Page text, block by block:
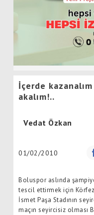
İçerde kazanalım
akalım!..
Vedat Özkan
01/02/2010
Boluspor aslında
tescil ettirmek için
İsmet Paşa Stadının
maçın seyircisiz olması